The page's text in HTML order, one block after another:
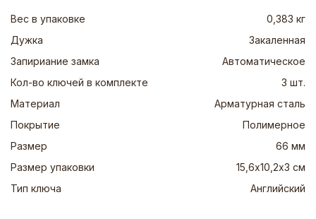
Вес в упаковке
0,383 кг
Дужка
Закаленная
Запириание замка
Автоматическое
Кол-во ключей в комплекте
3 шт.
Материал
Арматурная сталь
Покрытие
Полимерное
Размер
66 мм
Размер упаковки
15,6х10,2х3 см
Тип ключа
Английский